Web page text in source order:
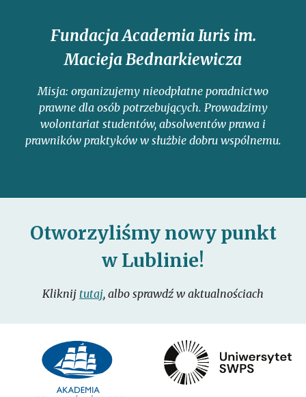
Fundacja Academia Iuris im.
Macieja Bednarkiewicza
Misja: organizujemy nieodpłatne poradnictwo
prawne dla osób potrzebujących. Prowadzimy
wolontariat studentów, absolwentów prawa i
prawników praktyków w służbie dobru wspólnemu.
Otworzyliśmy nowy punkt
w Lublinie!
Kliknij tutaj, albo sprawdź w aktualnościach